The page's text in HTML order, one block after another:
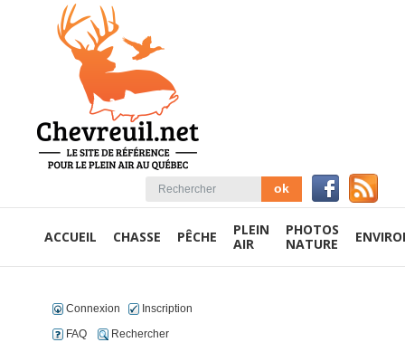
ACCUEIL CHASSE PÊCHE
PLEIN
AIR
PHOTOS
NATURE
Connexion
Inscription
FAQ
Rechercher